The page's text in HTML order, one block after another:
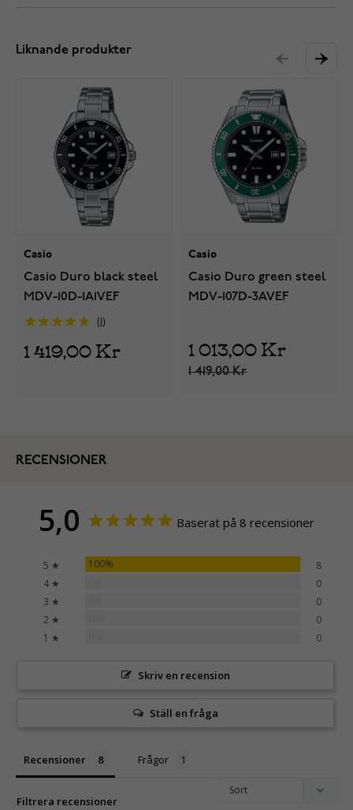
Liknande produkter
Casio
Casio Duro black steel
MDV-10D-1A1VEF
1 419,00 Kr
Casio
Casio Duro green steel
MDV-107D-3AVEF
1 013,00 Kr
1 419,00 Kr
RECENSIONER
5,0 Baserat på 8 recensioner
5 ★ 100%
8
4 ★
0
3 ★
0
2 ★
0
1 ★
0
Skriv en recension
Ställ en fråga
Recensioner Frågor
Filtrera recensioner